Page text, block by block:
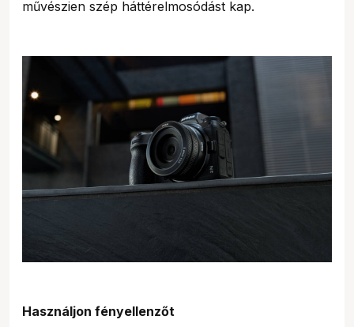
művészien szép háttérelmosódást kap.
Használjon fényellenzőt